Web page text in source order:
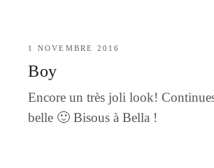
1 NOVEMBRE 2016
Boy
Encore un très joli look!
belle 🙂 Bisous à Bella !